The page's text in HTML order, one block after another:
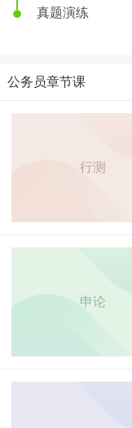
真题演练
公务员章节课
行测
申论